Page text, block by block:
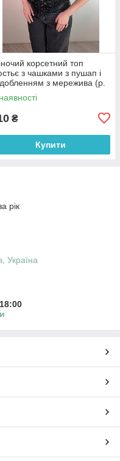
корсетний топ
з чашками з пушап і
з мережива (р.
44) 10171345
₴
Купити
рік
Україна